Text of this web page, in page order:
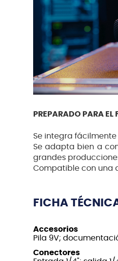
PREPARADO PARA EL
Se integra
Se adapta bien a
grandes
Compatible con una
FICHA
Accesorios
Pila 9V;
Conectores